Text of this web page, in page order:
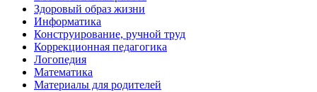
Здоровый образ жизни
Информатика
Конструирование, ручной труд
Коррекционная педагогика
Логопедия
Математика
Материалы для родителей